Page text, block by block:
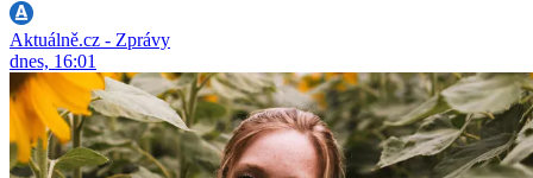
Aktuálně.cz - Zprávy
dnes, 16:01